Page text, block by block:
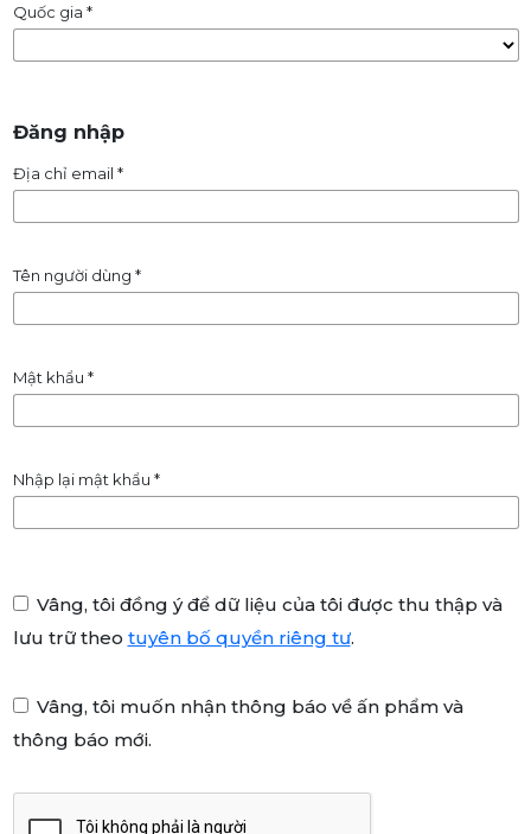
Quốc gia *
Đăng nhập
Địa chỉ email *
Tên người dùng *
Mật khẩu *
Nhập lại mật khẩu *
Vâng, tôi đồng ý để dữ liệu của tôi được thu thập và
lưu trữ theo tuyên bố quyền riêng tư.
Vâng, tôi muốn nhận thông báo về ấn phẩm và
thông báo mới.